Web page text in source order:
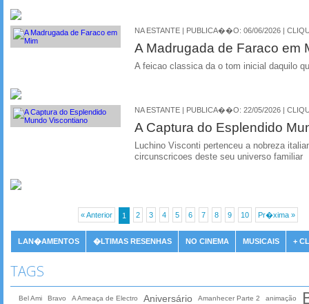
NA ESTANTE | PUBLICA��O: 06/06/2026 |
A Madrugada de Faraco em
A feicao classica da o tom inicial daquilo
NA ESTANTE | PUBLICA��O: 22/05/2026 |
A Captura do Esplendido
Luchino Visconti pertenceu a nobreza
circunscricoes deste seu universo familiar
« Anterior 1 2 3 4 5 6 7 8 9 10 Pr�xima »
LAN�AMENTOS �LTIMAS RESENHAS NO CINEMA MUSICAIS +
TAGS
Bel Ami Bravo A Ameaça de Electro Aniversário Amanhecer Parte 2 animação